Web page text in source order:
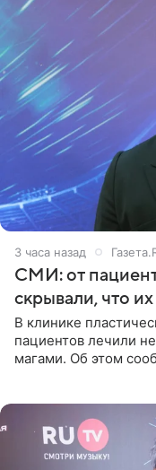
3 часа назад
СМИ: от
скрывали, что
В клинике
пациентов лечили
магами. Об этом